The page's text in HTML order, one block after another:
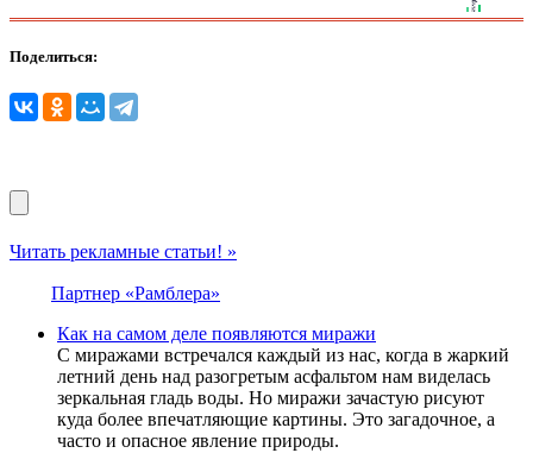
Поделиться:
Читать рекламные статьи! »
Партнер «Рамблера»
Как на самом деле появляются миражи
С миражами встречался каждый из нас, когда в жаркий
летний день над разогретым асфальтом нам виделась
зеркальная гладь воды. Но миражи зачастую рисуют
куда более впечатляющие картины. Это загадочное, а
часто и опасное явление природы.